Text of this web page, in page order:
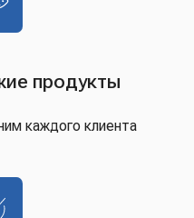
продукты
каждого клиента